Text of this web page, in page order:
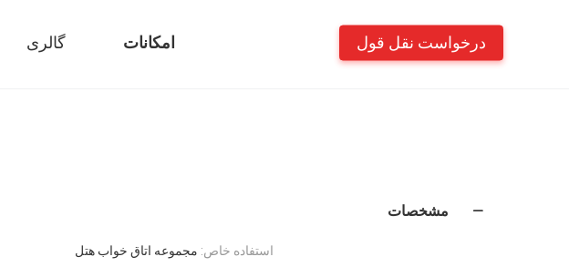
امکانات گالری درخواست نقل قول
مشخصات
استفاده خاص: مجموعه اتاق خواب هتل